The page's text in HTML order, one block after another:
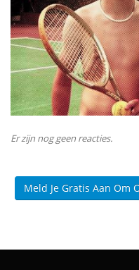
Er zijn nog geen reacties.
Meld Je Gratis Aan Om